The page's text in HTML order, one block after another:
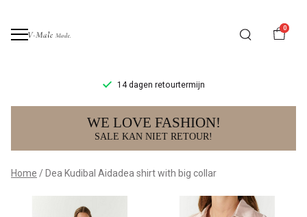
0
14 dagen retourtermijn
Dea
Kudibal
Aidadea
shirt
WE LOVE FASHION!
SALE KAN NIET RETOUR!
Home Dea Kudibal Aidadea shirt with big collar